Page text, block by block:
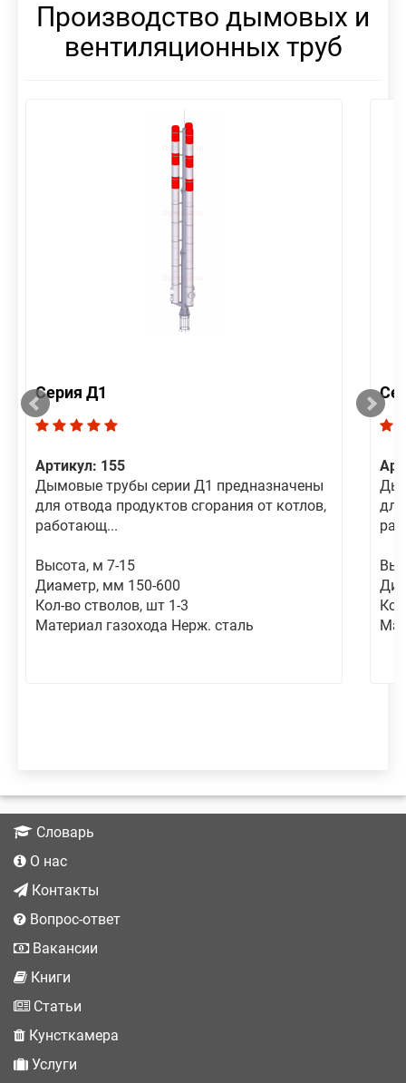
Производство дымовых и
вентиляционных труб
Серия Д1
Артикул: 155
Дымовые трубы серии Д1 предназначены
для отвода продуктов сгорания от котлов,
работающ...
Высота, м 7-15
Диаметр, мм 150-600
Кол-во стволов, шт 1-3
Материал газохода Нерж. сталь
Словарь
О нас
Контакты
Вопрос-ответ
Вакансии
Книги
Статьи
Кунсткамера
Услуги